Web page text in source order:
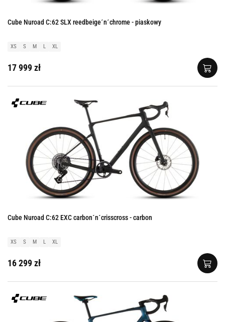
Cube Nuroad C:62 SLX reedbeige´n´chrome - piaskowy
XS S M L XL
17 999 zł
Cube Nuroad C:62 EXC carbon´n´crisscross - carbon
XS S M L XL
16 299 zł